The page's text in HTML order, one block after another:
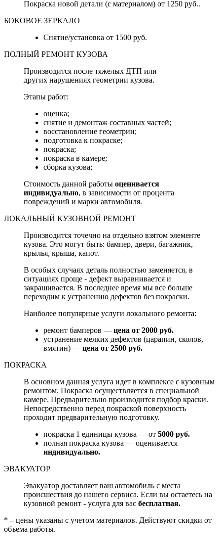
Покраска новой детали (с материалом) от 1250 руб..
БОКОВОЕ ЗЕРКАЛО
Снятие/установка от 1500 руб.
ПОЛНЫЙ РЕМОНТ КУЗОВА
Производится после тяжелых ДТП или
других нарушениях геометрии кузова.
Этапы работ:
оценка;
снятие и демонтаж составных частей;
восстановление геометрии;
подготовка к покраске;
покраска;
покраска в камере;
сборка кузова;
Стоимость данной работы оценивается
индивидуально, в зависимости от процента
повреждений и марки автомобиля.
ЛОКАЛЬНЫЙ КУЗОВНОЙ РЕМОНТ
Производится точечно на отдельно взятом элементе
кузова. Это могут быть: бампер, двери, багажник,
крылья, крыша, капот.
В особых случаях деталь полностью заменяется, в
ситуациях проще - дефект выравнивается и
закрашивается. В последнее время мы все больше
переходим к устранению дефектов без покраски.
Наиболее популярные услуги локального ремонта:
ремонт бамперов — цена от 2000 руб.
устранение мелких дефектов (царапин, сколов,
вмятин) — цена от 2500 руб.
ПОКРАСКА
В основном данная услуга идет в комплексе с кузовным
ремонтом. Покраска осуществляется в специальной
камере. Предварительно производится подбор краски.
Непосредственно перед покраской поверхность
проходит предварительную подготовку.
покраска 1 единицы кузова — от 5000 руб.
полная покраска кузова — оценивается
индивидуально.
ЭВАКУАТОР
Эвакуатор доставляет ваш автомобиль с места
происшествия до нашего сервиса. Если вы остаетесь на
кузовной ремонт - услуга для вас бесплатная.
* – цены указаны с учетом материалов. Действуют скидки от
объема работы.